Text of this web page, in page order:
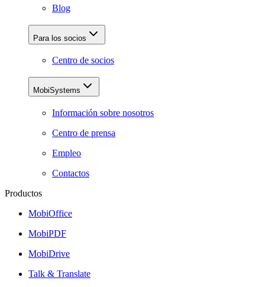
Blog
Para los socios
Centro de socios
MobiSystems
Información sobre nosotros
Centro de prensa
Empleo
Contactos
Productos
MobiOffice
MobiPDF
MobiDrive
Talk & Translate